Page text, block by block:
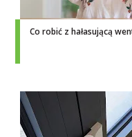
Co robić z hałasującą